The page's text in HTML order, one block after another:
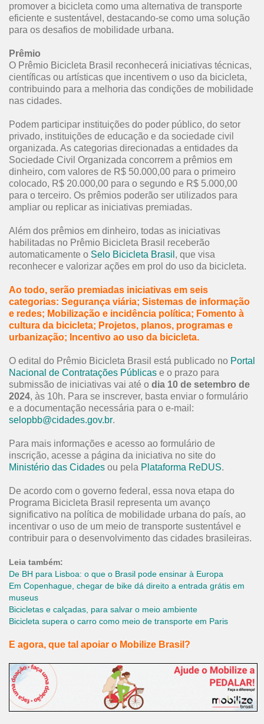
promover a bicicleta como uma alternativa de transporte
eficiente e sustentável, destacando-se como uma solução
para os desafios de mobilidade urbana.
Prêmio
O Prêmio Bicicleta Brasil reconhecerá iniciativas técnicas,
científicas ou artísticas que incentivem o uso da bicicleta,
contribuindo para a melhoria das condições de mobilidade
nas cidades.
Podem participar instituições do poder público, do setor
privado, instituições de educação e da sociedade civil
organizada. As categorias direcionadas a entidades da
Sociedade Civil Organizada concorrem a prêmios em
dinheiro, com valores de R$ 50.000,00 para o primeiro
colocado, R$ 20.000,00 para o segundo e R$ 5.000,00
para o terceiro. Os prêmios poderão ser utilizados para
ampliar ou replicar as iniciativas premiadas.
Além dos prêmios em dinheiro, todas as iniciativas
habilitadas no Prêmio Bicicleta Brasil receberão
automaticamente o Selo Bicicleta Brasil , que visa
reconhecer e valorizar ações em prol do uso da bicicleta.
Ao todo, serão premiadas iniciativas em seis
categorias: Segurança viária; Sistemas de informação
e redes; Mobilização e incidência política; Fomento à
cultura da bicicleta; Projetos, planos, programas e
urbanização; Incentivo ao uso da bicicleta.
O edital do Prêmio Bicicleta Brasil está publicado no Portal
Nacional de Contratações Públicas e o prazo para
submissão de iniciativas vai até o dia 10 de setembro de
2024, às 10h. Para se inscrever, basta enviar o formulário
e a documentação necessária para o e-mail:
selopbb@cidades.gov.br.
Para mais informações e acesso ao formulário de
inscrição, acesse a página da iniciativa no site do
Ministério das Cidades ou pela Plataforma ReDUS.
De acordo com o governo federal, essa nova etapa do
Programa Bicicleta Brasil representa um avanço
significativo na política de mobilidade urbana do país, ao
incentivar o uso de um meio de transporte sustentável e
contribuir para o desenvolvimento das cidades brasileiras.
Leia também:
De BH para Lisboa: o que o Brasil pode ensinar à Europa
Em Copenhague, chegar de bike dá direito a entrada grátis em
museus
Bicicletas e calçadas, para salvar o meio ambiente
Bicicleta supera o carro como meio de transporte em Paris
E agora, que tal apoiar o Mobilize Brasil?